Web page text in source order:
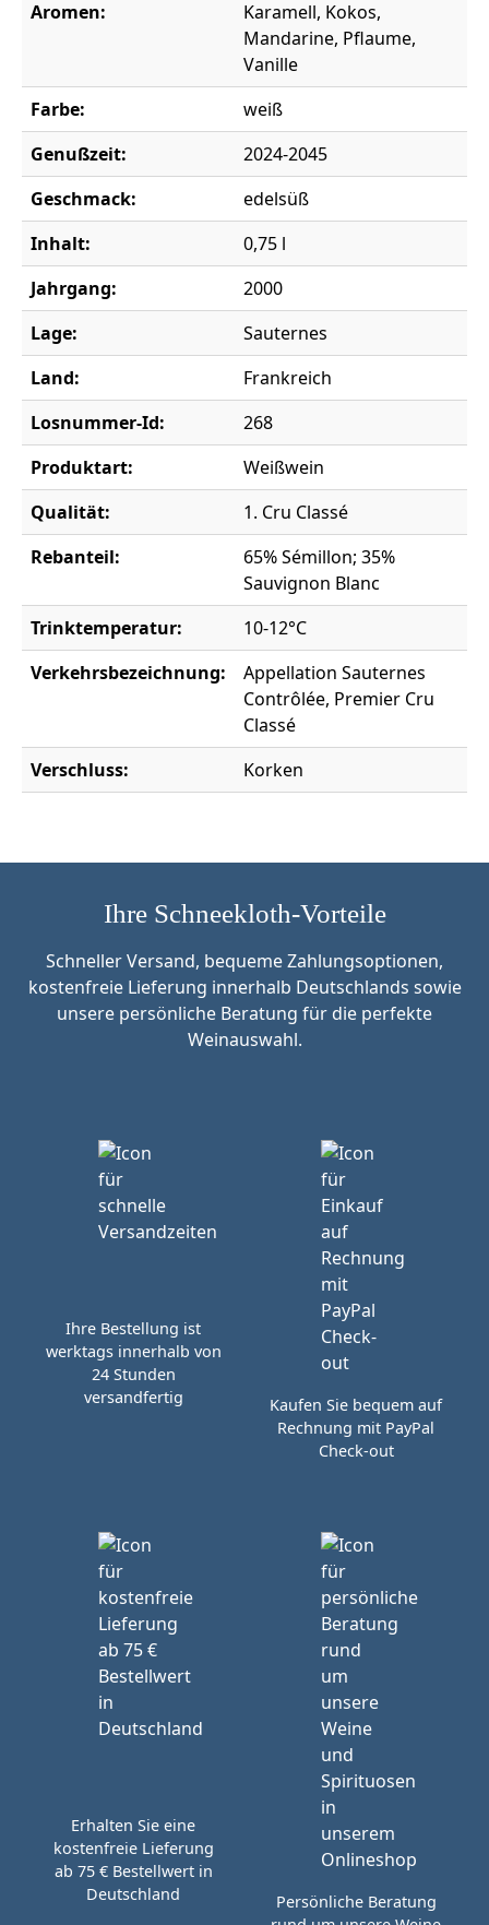
Aromen:
Karamell, Kokos,
Mandarine, Pflaume,
Vanille
Farbe:
weiß
Genußzeit:
2024-2045
Geschmack:
edelsüß
Inhalt:
0,75 l
Jahrgang:
2000
Lage:
Sauternes
Land:
Frankreich
Losnummer-Id:
268
Produktart:
Weißwein
Qualität:
1. Cru Classé
Rebanteil:
65% Sémillon; 35%
Sauvignon Blanc
Trinktemperatur:
10-12°C
Verkehrsbezeichnung:
Appellation Sauternes
Contrôlée, Premier Cru
Classé
Verschluss:
Korken
Ihre Schneekloth-Vorteile
Schneller Versand, bequeme Zahlungsoptionen,
kostenfreie Lieferung innerhalb Deutschlands sowie
unsere persönliche Beratung für die perfekte
Weinauswahl.
Ihre Bestellung ist
werktags innerhalb von
24 Stunden
versandfertig
Kaufen Sie bequem auf
Rechnung mit PayPal
Check-out
Erhalten Sie eine
kostenfreie Lieferung
ab 75 € Bestellwert in
Deutschland
Persönliche Beratung